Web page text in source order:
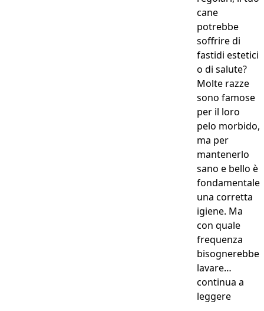
cane
potrebbe
soffrire di
fastidi estetici
o di salute?
Molte razze
sono famose
per il loro
pelo morbido,
ma per
mantenerlo
sano e bello è
fondamentale
una corretta
igiene. Ma
con quale
frequenza
bisognerebbe
lavare…
continua a
leggere“Ogni